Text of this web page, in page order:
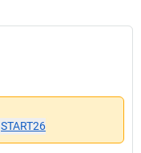
START26